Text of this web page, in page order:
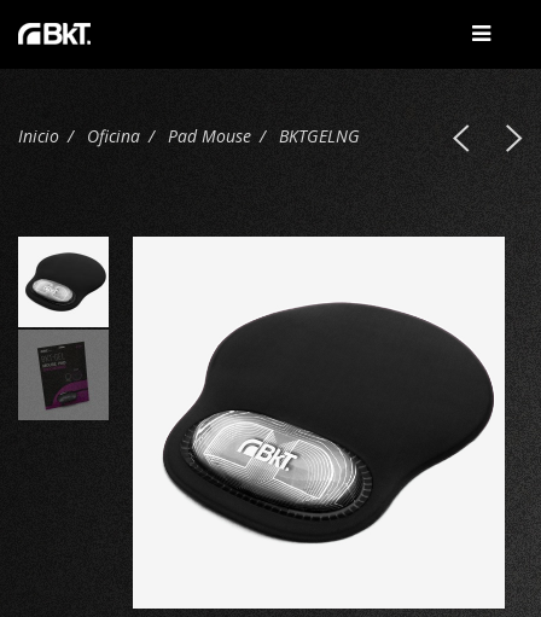
Inicio Oficina Pad Mouse BKTGELNG